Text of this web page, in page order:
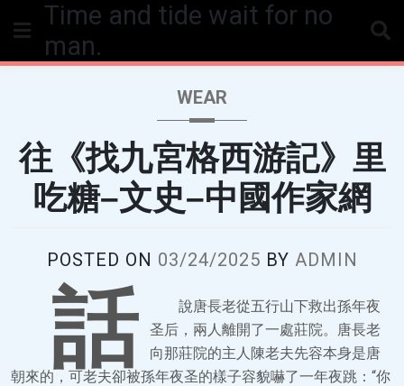
Time and tide wait for no
man.
WEAR
往《找九宮格西游記》里
吃糖–文史–中國作家網
POSTED ON 03/24/2025 BY ADMIN
話
說唐長老從五行山下救出孫年夜
圣后，兩人離開了一處莊院。唐長老
向那莊院的主人陳老夫先容本身是唐
朝來的，可老夫卻被孫年夜圣的樣子容貌嚇了一年夜跳：“你